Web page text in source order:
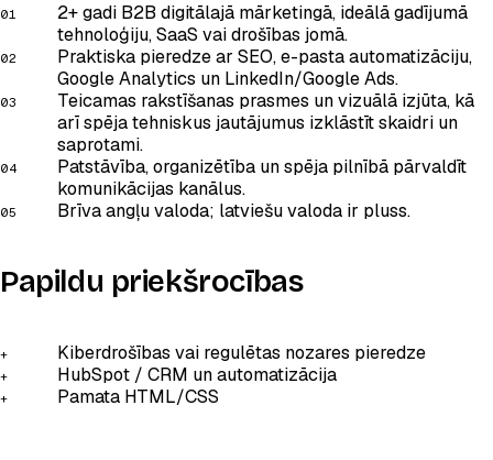
2+ gadi B2B digitālajā mārketingā, ideālā gadījumā
tehnoloģiju, SaaS vai drošības jomā.
Praktiska pieredze ar SEO, e-pasta automatizāciju,
Google Analytics un LinkedIn/Google Ads.
Teicamas rakstīšanas prasmes un vizuālā izjūta, kā
arī spēja tehniskus jautājumus izklāstīt skaidri un
saprotami.
Patstāvība, organizētība un spēja pilnībā pārvaldīt
komunikācijas kanālus.
Brīva angļu valoda; latviešu valoda ir pluss.
Papildu priekšrocības
Kiberdrošības vai regulētas nozares pieredze
HubSpot / CRM un automatizācija
Pamata HTML/CSS